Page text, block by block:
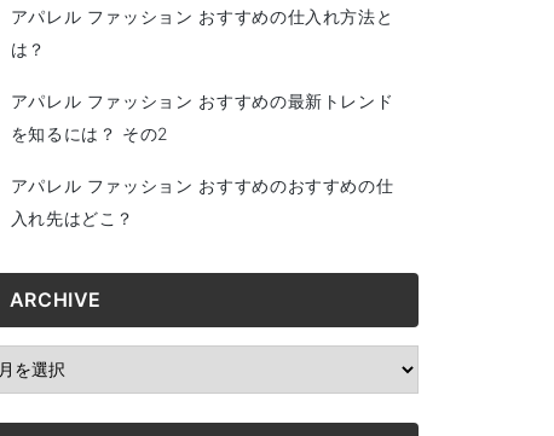
アパレル ファッション おすすめの仕入れ方法と
は？
アパレル ファッション おすすめの最新トレンド
を知るには？ その2
アパレル ファッション おすすめのおすすめの仕
入れ先はどこ？
ARCHIVE
ARCHIVE